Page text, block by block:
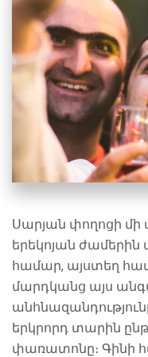
Սարյան փողոցի մի
երեկոյան ժամերին
համար, այստեղ
մարդկանց այս
երկրորդ տարին
փառատոնը։ Գինի